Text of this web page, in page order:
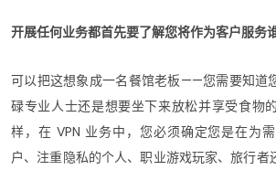
开展任何业务都首先要了解您将作为客户服务
可以把这想象成一名餐馆老板——您需要知道
碌专业人士还是想要坐下来放松并享受食物
样，在 VPN 业务中，您必须确定您是在为
户、注重隐私的个人、职业游戏玩家、旅行者